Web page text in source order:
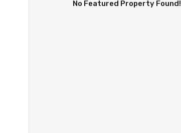
No Featured Property Found!